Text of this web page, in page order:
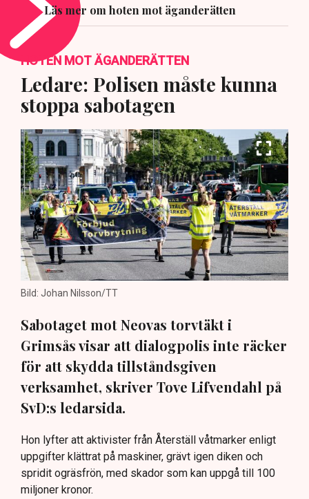
Läs mer om hoten mot äganderätten
HOTEN MOT ÄGANDERÄTTEN
Ledare: Polisen måste kunna
stoppa sabotagen
Bild: Johan Nilsson/TT
Sabotaget mot Neovas torvtäkt i
Grimsås visar att dialogpolis inte räcker
för att skydda tillståndsgiven
verksamhet, skriver Tove Lifvendahl på
SvD:s ledarsida.
Hon lyfter att aktivister från Återställ våtmarker enligt
uppgifter klättrat på maskiner, grävt igen diken och
spridit ogräsfrön, med skador som kan uppgå till 100
miljoner kronor.